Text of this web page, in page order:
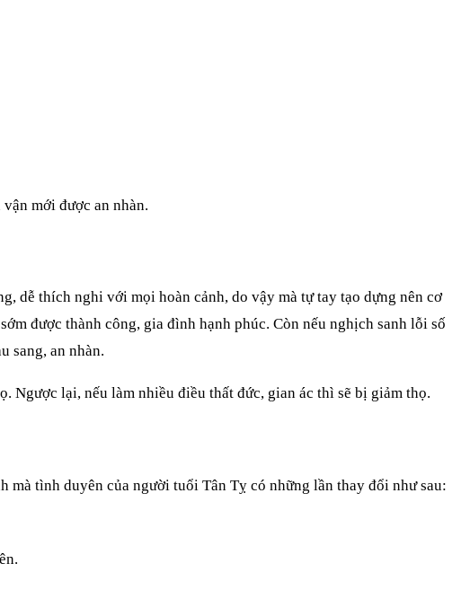
mới được an nhàn.
dễ thích nghi với mọi hoàn cảnh, do vậy mà tự tay tạo dựng nên cơ
được thành công, gia đình hạnh phúc. Còn nếu nghịch sanh lỗi số
sang, an nhàn.
Ngược lại, nếu làm nhiều điều thất đức, gian ác thì sẽ bị giảm thọ.
tình duyên của người tuổi Tân Tỵ có những lần thay đổi như sau: